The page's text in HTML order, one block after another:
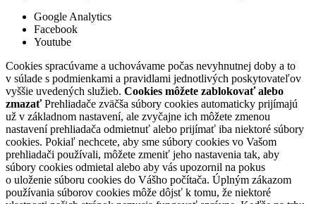
Google Analytics
Facebook
Youtube
Cookies spracúvame a uchovávame počas nevyhnutnej doby a to
v súlade s podmienkami a pravidlami jednotlivých poskytovateľov
vyššie uvedených služieb. Cookies môžete zablokovať alebo
zmazaťPrehliadače zväčša súbory cookies automaticky prijímajú
už v základnom nastavení, ale zvyčajne ich môžete zmenou
nastavení prehliadača odmietnuť alebo prijímať iba niektoré súbory
cookies. Pokiaľ nechcete, aby sme súbory cookies vo Vašom
prehliadači používali, môžete zmeniť jeho nastavenia tak, aby
súbory cookies odmietal alebo aby vás upozornil na pokus
o uloženie súboru cookies do Vášho počítača. Úplným zákazom
používania súborov cookies môže dôjsť k tomu, že niektoré